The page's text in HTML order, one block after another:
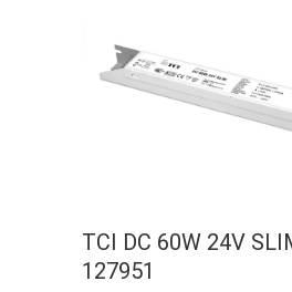
TCI DC 60W 24V
127951